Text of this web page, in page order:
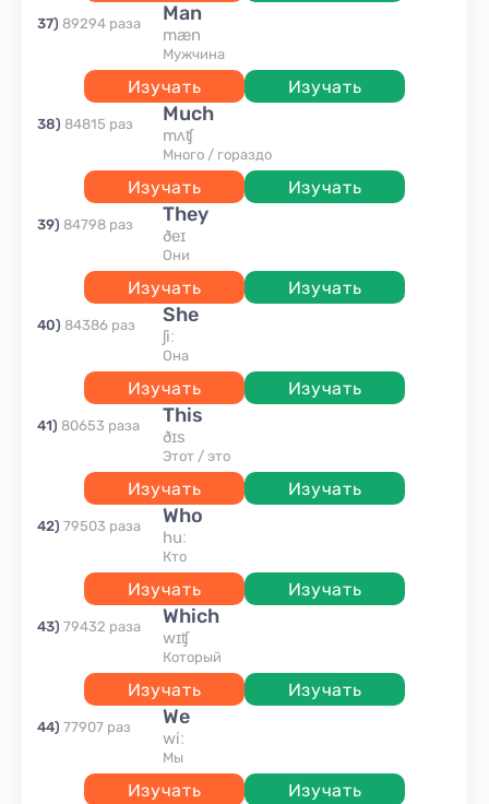
37) 89294 раза man
mæn
мужчина
Изучать Изучать
38) 84815 раз much
mʌʧ
много / гораздо
Изучать Изучать
39) 84798 раз they
ðeɪ
они
Изучать Изучать
40) 84386 раз she
ʃiː
она
Изучать Изучать
41) 80653 раза this
ðɪs
этот / это
Изучать Изучать
42) 79503 раза who
huː
кто
Изучать Изучать
43) 79432 раза which
wɪʧ
который
Изучать Изучать
44) 77907 раз we
wiː
мы
Изучать Изучать